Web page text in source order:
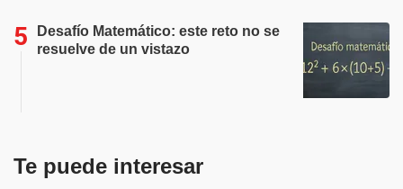
Desafío Matemático: este reto no se
resuelve de un vistazo
Te puede interesar